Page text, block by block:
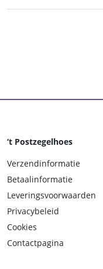
‘t Postzegelhoes
Verzendinformatie
Betaalinformatie
Leveringsvoorwaarden
Privacybeleid
Cookies
Contactpagina